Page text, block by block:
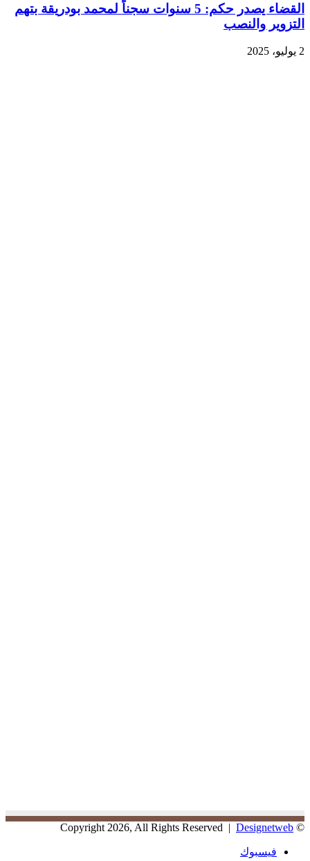
القضاء يصدر حكم: 5 سنوات سجناً لمحمد بودريقة بتهم
التزوير والنصب
2 يوليو، 2025
© Copyright 2026, All Rights Reserved |
Designetweb
فيسبوك